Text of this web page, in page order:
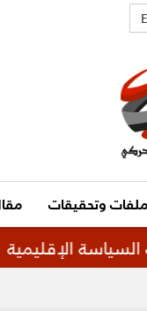
ملفات وتحقيقات